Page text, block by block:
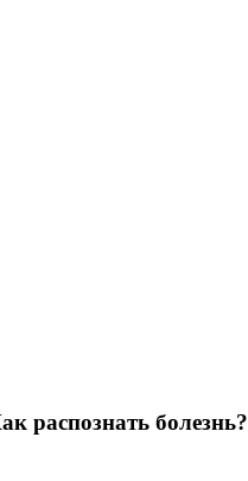
распознать болезнь?